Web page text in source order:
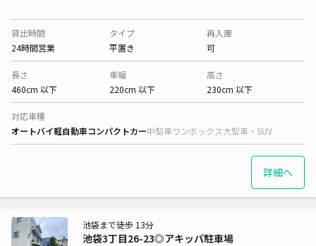
貸出時間
24時間営業
タイプ
平置き
再入庫
可
長さ
460cm 以下
車幅
220cm 以下
高さ
230cm 以下
対応車種
オートバイ軽自動車コンパクトカー中型車ワンボックス大型車・SUV
詳細へ
池袋3丁目26-23◎アキッパ駐車場
池袋まで徒歩 13分